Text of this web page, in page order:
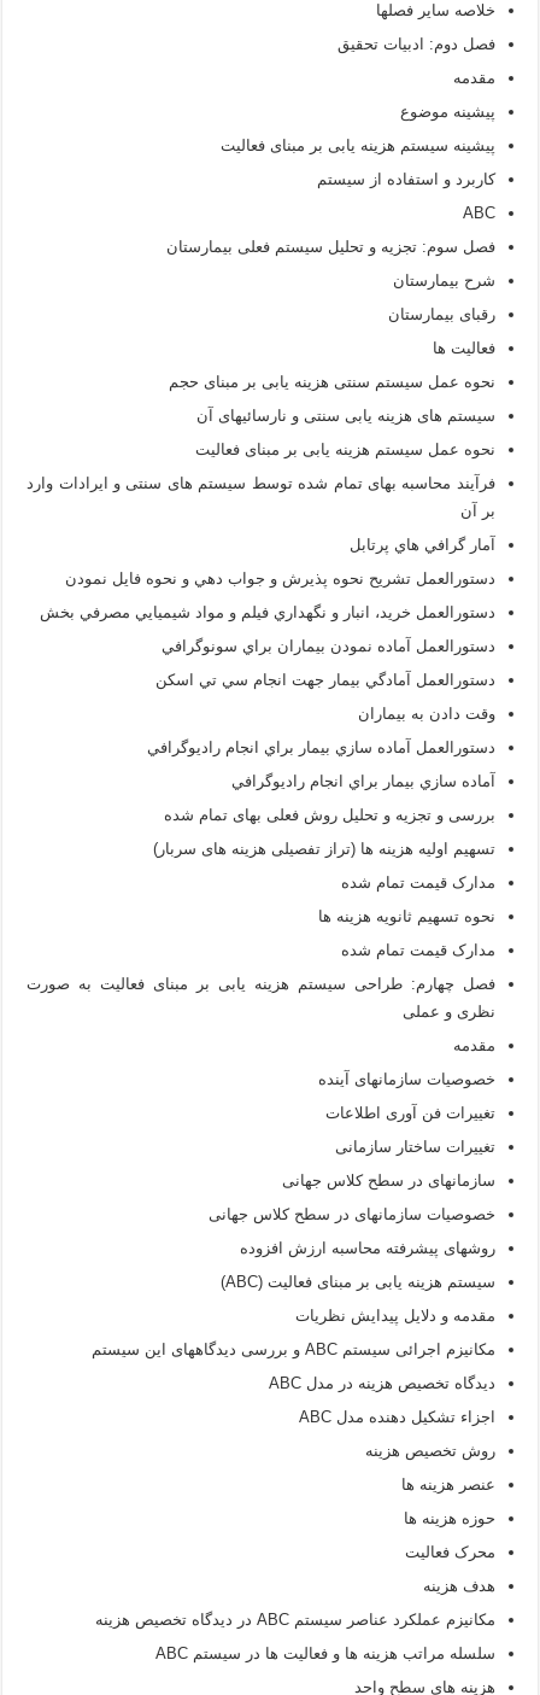
خلاصه سایر فصلها
فصل دوم: ادبیات تحقیق
مقدمه
پیشینه موضوع
پیشینه سیستم هزینه یابی بر مبنای فعالیت
کاربرد و استفاده از سیستم
ABC
فصل سوم: تجزیه و تحلیل سیستم فعلی بیمارستان
شرح بیمارستان
رقبای بیمارستان
فعالیت ها
نحوه عمل سیستم سنتی هزینه یابی بر مبنای حجم
سیستم های هزینه یابی سنتی و نارسائیهای آن
نحوه عمل سیستم هزینه یابی بر مبنای فعالیت
فرآیند محاسبه بهای تمام شده توسط سیستم های سنتی و ایرادات وارد
بر آن
آمار گرافي هاي پرتابل
دستورالعمل تشريح نحوه پذيرش و جواب دهي و نحوه فايل نمودن
دستورالعمل خريد، انبار و نگهداري فيلم و مواد شيميايي مصرفي بخش
دستورالعمل آماده نمودن بيماران براي سونوگرافي
دستورالعمل آمادگي بيمار جهت انجام سي تي اسكن
وقت دادن به بيماران
دستورالعمل آماده سازي بيمار براي انجام راديوگرافي
آماده سازي بيمار براي انجام راديوگرافي
بررسی و تجزیه و تحلیل روش فعلی بهای تمام شده
تسهیم اولیه هزینه ها (تراز تفصیلی هزینه های سربار)
مدارک قیمت تمام شده
نحوه تسهیم ثانویه هزینه ها
مدارک قیمت تمام شده
فصل چهارم: طراحی سیستم هزینه یابی بر مبنای فعالیت به صورت
نظری و عملی
مقدمه
خصوصیات سازمانهای آینده
تغییرات فن آوری اطلاعات
تغییرات ساختار سازمانی
سازمانهای در سطح کلاس جهانی
خصوصیات سازمانهای در سطح کلاس جهانی
روشهای پیشرفته محاسبه ارزش افزوده
سیستم هزینه یابی بر مبنای فعالیت (ABC)
مقدمه و دلایل پیدایش نظریات
مکانیزم اجرائی سیستم ABC و بررسی دیدگاههای این سیستم
دیدگاه تخصیص هزینه در مدل ABC
اجزاء تشکیل دهنده مدل ABC
روش تخصیص هزینه
عنصر هزینه ها
حوزه هزینه ها
محرک فعالیت
هدف هزینه
مکانیزم عملکرد عناصر سیستم ABC در دیدگاه تخصیص هزینه
سلسله مراتب هزینه ها و فعالیت ها در سیستم ABC
هزینه های سطح واحد